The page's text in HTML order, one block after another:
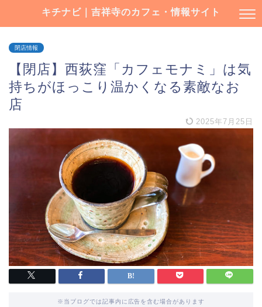
キチナビ｜吉祥寺のカフェ・情報サイト
閉店情報
【閉店】西荻窪「カフェモナミ」は気
持ちがほっこり温かくなる素敵なお
店
2025年7月25日
※当ブログでは記事内に広告を含む場合があります